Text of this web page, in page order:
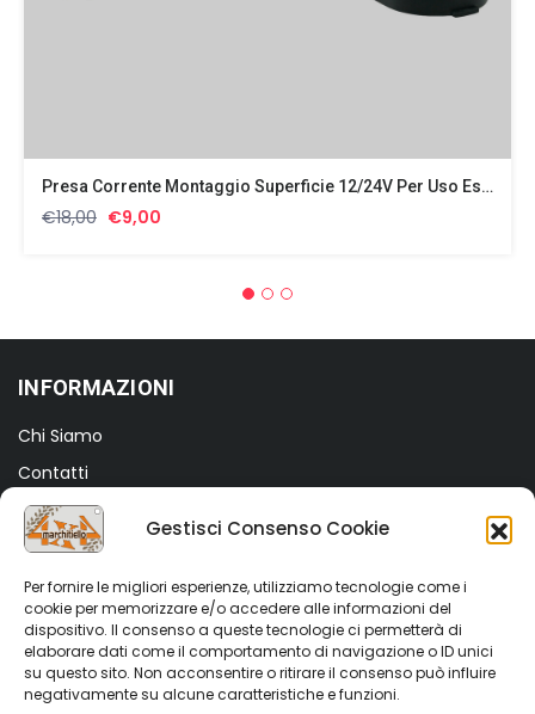
Gestisci Consenso Cookie
Per fornire le migliori esperienze, utilizziamo tecnologie come i
cookie per memorizzare e/o accedere alle informazioni del
dispositivo. Il consenso a queste tecnologie ci permetterà di
elaborare dati come il comportamento di navigazione o ID unici
su questo sito. Non acconsentire o ritirare il consenso può influire
negativamente su alcune caratteristiche e funzioni.
Presa Corrente Montaggio Superficie 12/24V Per Uso Esterno O Interno
€18,00 Il€9,00
INFORMAZIONI
Chi Siamo
Contatti
Termini e Condizioni
Privacy Policy
Cookie Policy (UE)
SHOP
Shop